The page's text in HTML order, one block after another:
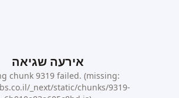
אירעה שגיאה
Loading chunk 9319 failed. (missing:
https://hbs.co.il/_next/static/chunks/9319-